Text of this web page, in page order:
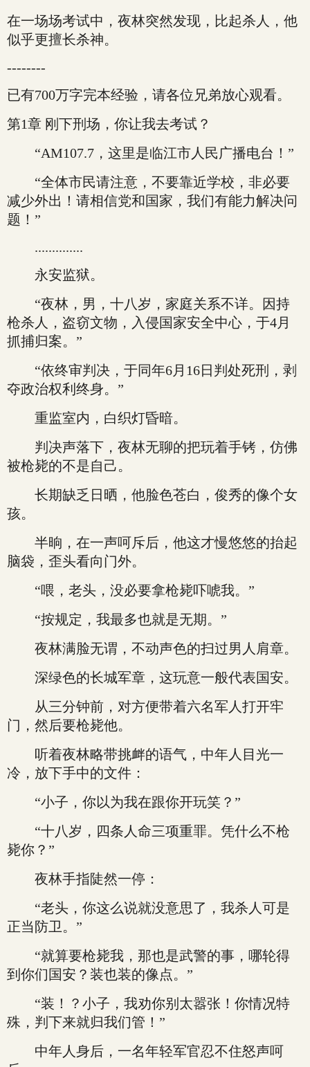
在一场场考试中，夜林突然发现，比起杀人，他
似乎更擅长杀神。
--------
已有700万字完本经验，请各位兄弟放心观看。
第1章 刚下刑场，你让我去考试？
“AM107.7，这里是临江市人民广播电台！”
“全体市民请注意，不要靠近学校，非必要
减少外出！请相信党和国家，我们有能力解决问
题！”
..............
永安监狱。
“夜林，男，十八岁，家庭关系不详。因持
枪杀人，盗窃文物，入侵国家安全中心，于4月
抓捕归案。”
“依终审判决，于同年6月16日判处死刑，剥
夺政治权利终身。”
重监室内，白织灯昏暗。
判决声落下，夜林无聊的把玩着手铐，仿佛
被枪毙的不是自己。
长期缺乏日晒，他脸色苍白，俊秀的像个女
孩。
半晌，在一声呵斥后，他这才慢悠悠的抬起
脑袋，歪头看向门外。
“喂，老头，没必要拿枪毙吓唬我。”
“按规定，我最多也就是无期。”
夜林满脸无谓，不动声色的扫过男人肩章。
深绿色的长城军章，这玩意一般代表国安。
从三分钟前，对方便带着六名军人打开牢
门，然后要枪毙他。
听着夜林略带挑衅的语气，中年人目光一
冷，放下手中的文件：
“小子，你以为我在跟你开玩笑？”
“十八岁，四条人命三项重罪。凭什么不枪
毙你？”
夜林手指陡然一停：
“老头，你这么说就没意思了，我杀人可是
正当防卫。”
“就算要枪毙我，那也是武警的事，哪轮得
到你们国安？装也装的像点。”
“装！？小子，我劝你别太嚣张！你情况特
殊，判下来就归我们管！”
中年人身后，一名年轻军官忍不住怒声呵